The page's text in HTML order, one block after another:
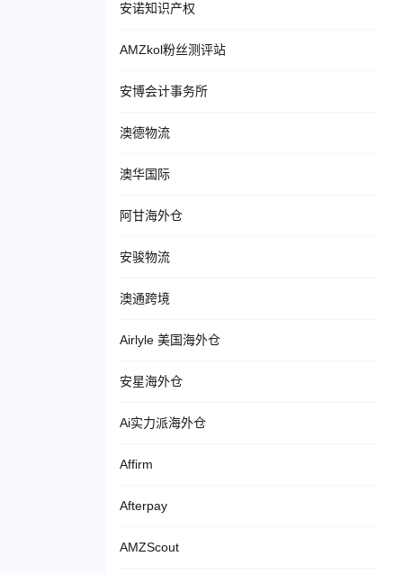
安诺知识产权
AMZkol粉丝测评站
安博会计事务所
澳德物流
澳华国际
阿甘海外仓
安骏物流
澳通跨境
Airlyle 美国海外仓
安星海外仓
Ai实力派海外仓
Affirm
Afterpay
AMZScout